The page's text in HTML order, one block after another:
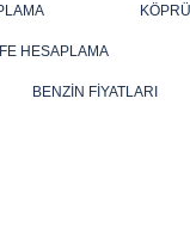
HESAPLAMA
BENZIN FIYATLARI